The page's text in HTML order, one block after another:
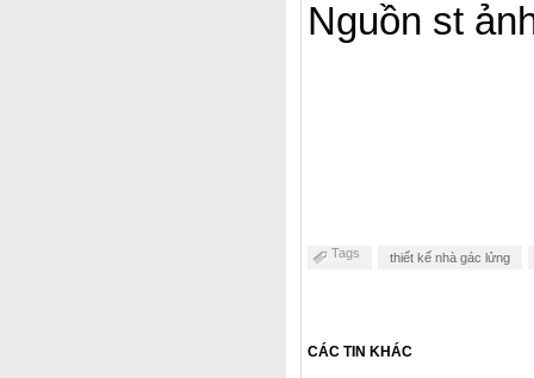
Nguồn st
Tags thiết kế nhà gác lửng
CÁC TIN KHÁC